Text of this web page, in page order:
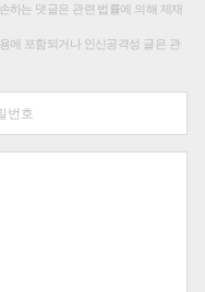
하는 댓글은 관련 법률에 의해 제재
에 포함되거나 인신공격성 글은 관